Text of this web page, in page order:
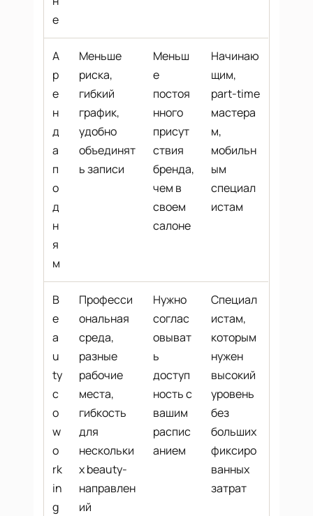
е
А
р
е
н
д
а
п
о
д
н
я
м
Меньше
риска,
гибкий
график,
удобно
объединят
ь записи
Меньш
е
постоя
нного
присут
ствия
бренда,
чем в
своем
салоне
Начинаю
щим,
part-time
мастера
м,
мобильн
ым
специал
истам
B
e
a
u
ty
c
o
w
o
rk
in
g
Професси
ональная
среда,
разные
рабочие
места,
гибкость
для
нескольки
х beauty-
направлен
ий
Нужно
соглас
овыват
ь
доступ
ность с
вашим
распис
анием
Специал
истам,
которым
нужен
высокий
уровень
без
больших
фиксиро
ванных
затрат